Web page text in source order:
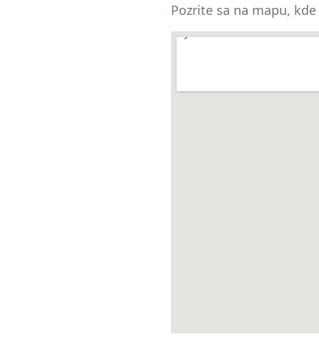
Pozrite sa na mapu, kde